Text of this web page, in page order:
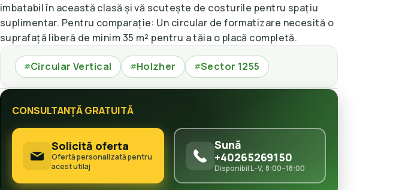
imbatabil în această clasă și vă scutește de costurile pentru spațiu
suplimentar. Pentru comparație: Un circular de formatizare necesită o
suprafață liberă de minim 35 m² pentru a tăia o placă completă.
#Circular Vertical #Holzher #Sector 1255
CONSULTANȚĂ GRATUITĂ
Solicită oferta
Ofertă personalizată pentru
acest utilaj
Sună
+40265269150
Disponibil L–V, 8:00–18:00